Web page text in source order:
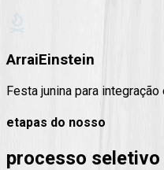
ArraiEinstein
Festa junina para
etapas do nosso
processo seletivo